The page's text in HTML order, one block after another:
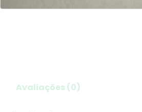
Avaliações (0)